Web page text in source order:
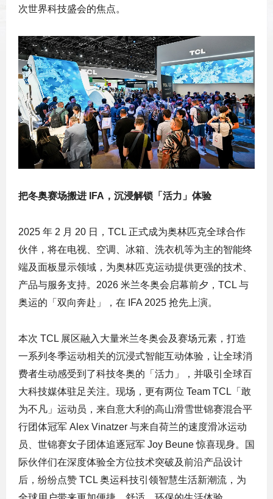
次世界科技盛会的焦点。
把冬奥赛场搬进 IFA，沉浸解锁「活力」体验
2025 年 2 月 20 日，TCL 正式成为奥林匹克全球合作
伙伴，将在电视、空调、冰箱、洗衣机等为主的智能终
端及面板显示领域，为奥林匹克运动提供更强的技术、
产品与服务支持。2026 米兰冬奥会启幕前夕，TCL 与
奥运的「双向奔赴」，在 IFA 2025 抢先上演。
本次 TCL 展区融入大量米兰冬奥会及赛场元素，打造
一系列冬季运动相关的沉浸式智能互动体验，让全球消
费者生动感受到了科技冬奥的「活力」，并吸引全球百
大科技媒体驻足关注。现场，更有两位 Team TCL「敢
为不凡」运动员，来自意大利的高山滑雪世锦赛混合平
行团体冠军 Alex Vinatzer 与来自荷兰的速度滑冰运动
员、世锦赛女子团体追逐冠军 Joy Beune 惊喜现身。国
际伙伴们在深度体验全方位技术突破及前沿产品设计
后，纷纷点赞 TCL 奥运科技引领智慧生活新潮流，为